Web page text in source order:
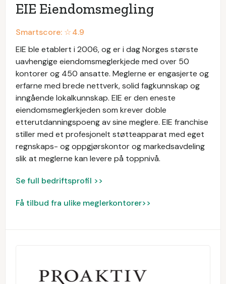
EIE Eiendomsmegling
Smartscore: ☆4.9
EIE ble etablert i 2006, og er i dag Norges største
uavhengige eiendomsmeglerkjede med over 50
kontorer og 450 ansatte. Meglerne er engasjerte og
erfarne med brede nettverk, solid fagkunnskap og
inngående lokalkunnskap. EIE er den eneste
eiendomsmeglerkjeden som krever doble
etterutdanningspoeng av sine meglere. EIE franchise
stiller med et profesjonelt støtteapparat med eget
regnskaps- og oppgjørskontor og markedsavdeling
slik at meglerne kan levere på toppnivå.
Se full bedriftsprofil >>
Få tilbud fra ulike meglerkontorer>>